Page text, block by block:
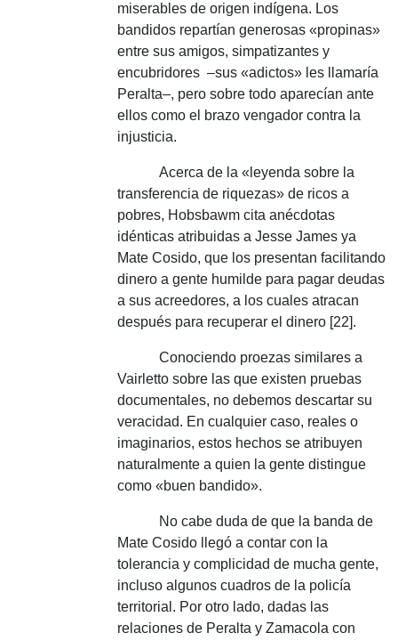
miserables de origen indígena. Los
bandidos repartían generosas «propinas»
entre sus amigos, simpatizantes y
encubridores –sus «adictos» les llamaría
Peralta–, pero sobre todo aparecían ante
ellos como el brazo vengador contra la
injusticia.
Acerca de la «leyenda sobre la
transferencia de riquezas» de ricos a
pobres, Hobsbawm cita anécdotas
idénticas atribuidas a Jesse James ya
Mate Cosido, que los presentan facilitando
dinero a gente humilde para pagar deudas
a sus acreedores, a los cuales atracan
después para recuperar el dinero [22].
Conociendo proezas similares a
Vairletto sobre las que existen pruebas
documentales, no debemos descartar su
veracidad. En cualquier caso, reales o
imaginarios, estos hechos se atribuyen
naturalmente a quien la gente distingue
como «buen bandido».
No cabe duda de que la banda de
Mate Cosido llegó a contar con la
tolerancia y complicidad de mucha gente,
incluso algunos cuadros de la policía
territorial. Por otro lado, dadas las
relaciones de Peralta y Zamacola con